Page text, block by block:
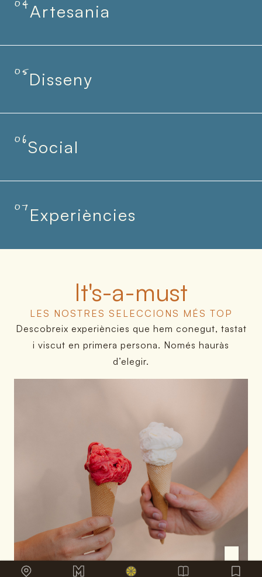
Artesania
05Disseny
06Social
07Experiències
It's-a-must
LES NOSTRES SELECCIONS MÉS TOP
Descobreix experiències que hem conegut, tastat
i viscut en primera persona. Només hauràs
d’elegir.